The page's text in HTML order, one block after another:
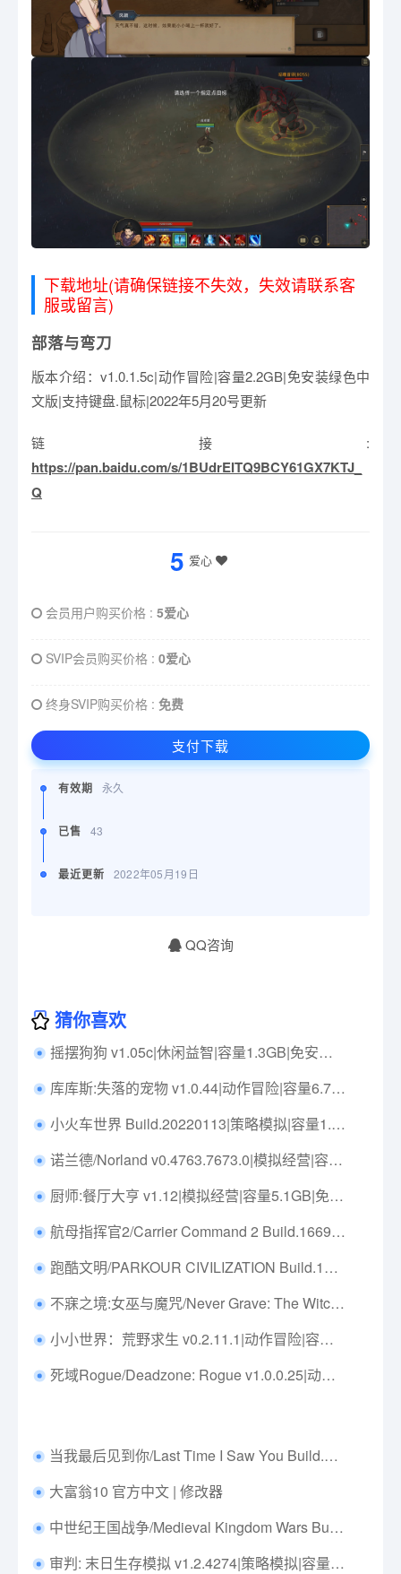
下载地址(请确保链接不失效，失效请联系客
服或留言)
部落与弯刀
版本介绍：v1.0.1.5c|动作冒险|容量2.2GB|免安装绿色中
文版|支持键盘.鼠标|2022年5月20号更新
链接:
https://pan.baidu.com/s/1BUdrEITQ9BCY61GX7KTJ_
Q
5 爱心
会员用户购买价格 : 5爱心
SVIP会员购买价格 : 0爱心
终身SVIP购买价格 : 免费
支付下载
有效期 永久
已售 43
最近更新 2022年05月19日
QQ咨询
猜你喜欢
摇摆狗狗 v1.05c|休闲益智|容量1.3GB|免安装绿色中文版|支持键盘.鼠标.手柄
库库斯:失落的宠物 v1.0.44|动作冒险|容量6.7GB|免安装绿色中文版|支持键盘.鼠标.手柄
小火车世界 Build.20220113|策略模拟|容量1.9GB|免安装绿色中文版|支持键盘.鼠标
诺兰德/Norland v0.4763.7673.0|模拟经营|容量1.1G|免安装绿色中文版|支持键盘.鼠标
厨师:餐厅大亨 v1.12|模拟经营|容量5.1GB|免安装绿色中文版|支持键盘.鼠标.手柄
航母指挥官2/Carrier Command 2 Build.16697878|策略模拟|容量1.2GB|免安装绿色中文版|支持键盘.鼠标.手柄
跑酷文明/PARKOUR CIVILIZATION Build.16559919|动作冒险|容量2GB|免安装绿色中文版|支持键盘.鼠标
不寐之境:女巫与魔咒/Never Grave: The Witch and The Curse v1.2c|动作冒险|容量2GB|免安装绿色中文版|支持键盘.鼠标.手柄
小小世界：荒野求生 v0.2.11.1|动作冒险|容量19.2GB|免安装绿色中文版|支持键盘.鼠标
死域Rogue/Deadzone: Rogue v1.0.0.25|动作冒险|容量8.1G|免安装绿色中文版|支持键盘.鼠标.手柄
当我最后见到你/Last Time I Saw You Build.15600890|动作冒险|容量1.2GB|免安装绿色中文版|支持键盘.鼠标.手柄
大富翁10 官方中文 | 修改器
中世纪王国战争/Medieval Kingdom Wars Build.19877918|即时战略|容量7.7G|免安装绿色中文版|支持键盘.鼠标
审判: 末日生存模拟 v1.2.4274|策略模拟|容量2.5GB|免安装绿色中文版|支持键盘.鼠标